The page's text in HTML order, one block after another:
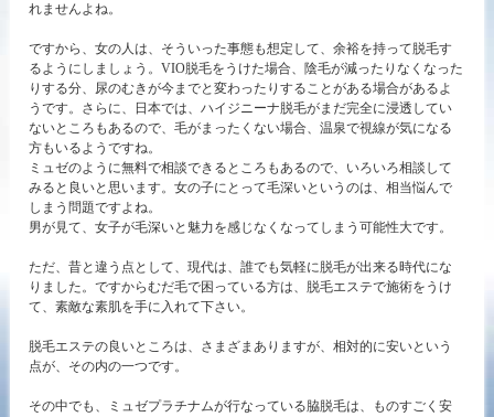
れませんよね。
ですから、女の人は、そういった事態も想定して、余裕を持って脱毛す
るようにしましょう。VIO脱毛をうけた場合、陰毛が減ったりなくなった
りする分、尿のむきが今までと変わったりすることがある場合があるよ
うです。さらに、日本では、ハイジニーナ脱毛がまだ完全に浸透してい
ないところもあるので、毛がまったくない場合、温泉で視線が気になる
方もいるようですね。
ミュゼのように無料で相談できるところもあるので、いろいろ相談して
みると良いと思います。女の子にとって毛深いというのは、相当悩んで
しまう問題ですよね。
男が見て、女子が毛深いと魅力を感じなくなってしまう可能性大です。
ただ、昔と違う点として、現代は、誰でも気軽に脱毛が出来る時代にな
りました。ですからむだ毛で困っている方は、脱毛エステで施術をうけ
て、素敵な素肌を手に入れて下さい。
脱毛エステの良いところは、さまざまありますが、相対的に安いという
点が、その内の一つです。
その中でも、ミュゼプラチナムが行なっている脇脱毛は、ものすごく安